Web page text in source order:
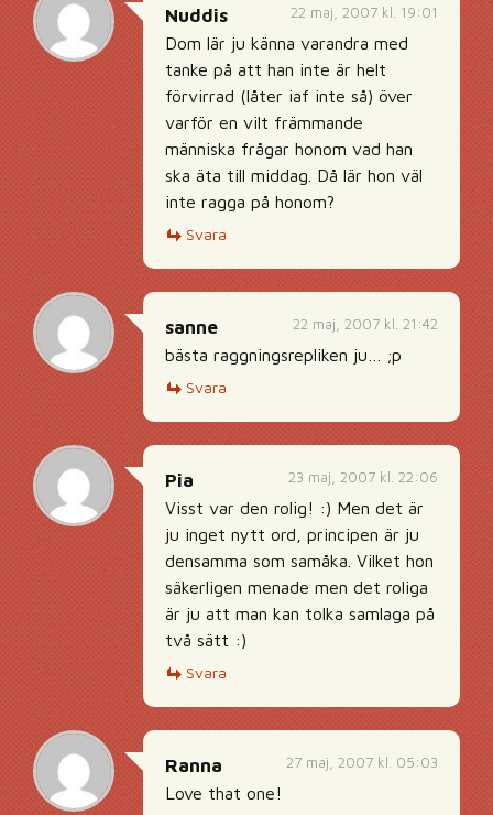
22 maj, 2007 kl. 19:01
Nuddis
Dom lär ju känna varandra med
tanke på att han inte är helt
förvirrad (låter iaf inte så) över
varför en vilt främmande
människa frågar honom vad han
ska äta till middag. Då lär hon väl
inte ragga på honom?
Svara
22 maj, 2007 kl. 21:42
sanne
bästa raggningsrepliken ju… ;p
Svara
23 maj, 2007 kl. 22:06
Pia
Visst var den rolig! :) Men det är
ju inget nytt ord, principen är ju
densamma som samåka. Vilket hon
säkerligen menade men det roliga
är ju att man kan tolka samlaga på
två sätt :)
Svara
27 maj, 2007 kl. 05:03
Ranna
Love that one!